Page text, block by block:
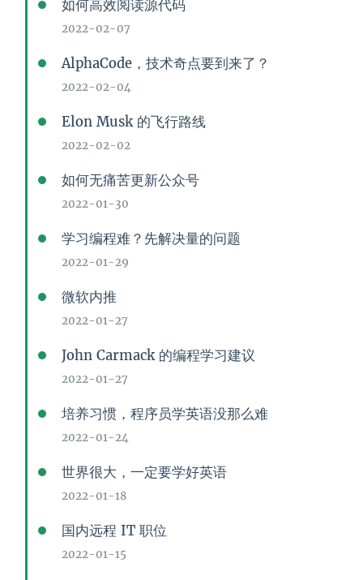
如何高效阅读源代码
2022-02-07
AlphaCode，技术奇点要到来了？
2022-02-04
Elon Musk 的飞行路线
2022-02-02
如何无痛苦更新公众号
2022-01-30
学习编程难？先解决量的问题
2022-01-29
微软内推
2022-01-27
John Carmack 的编程学习建议
2022-01-27
培养习惯，程序员学英语没那么难
2022-01-24
世界很大，一定要学好英语
2022-01-18
国内远程 IT 职位
2022-01-15